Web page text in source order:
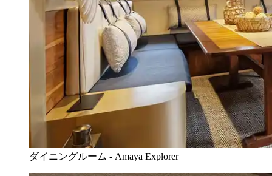
ダイニングルーム - Amaya Explorer